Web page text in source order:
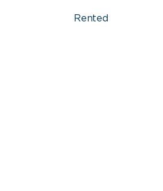
Rented